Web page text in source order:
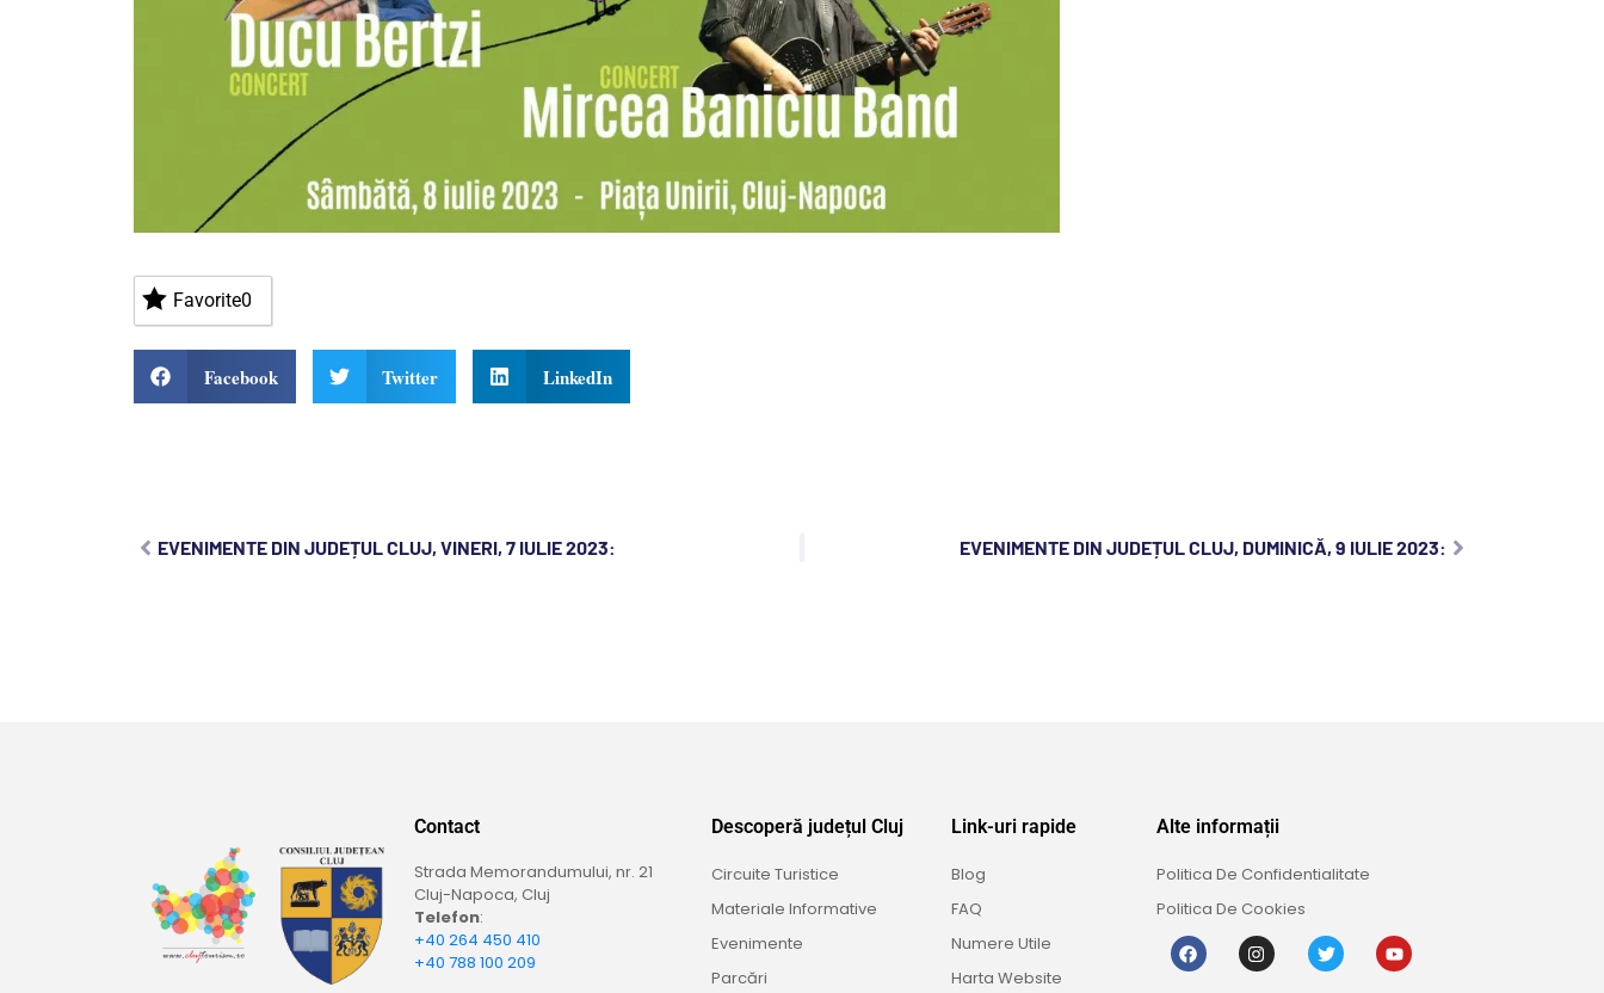
Favorite0
Facebook Twitter LinkedIn
EVENIMENTE DIN JUDEȚUL CLUJ, VINERI, 7 IULIE 2023: EVENIMENTE DIN JUDEȚUL CLUJ, DUMINICĂ, 9 IULIE 2023:
Contact
Strada Memorandumului, nr. 21
Cluj-Napoca, Cluj
Telefon:
+40 264 450 410
+40 788 100 209
Descoperă județul Cluj
Circuite Turistice
Materiale Informative
Evenimente
Parcări
Link-uri rapide
Blog
FAQ
Numere Utile
Harta Website
Alte informații
Politica De Confidentialitate
Politica De Cookies